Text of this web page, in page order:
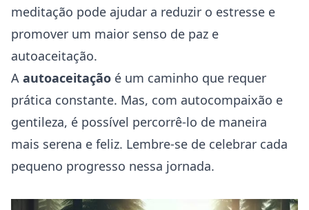
meditação pode ajudar a reduzir o estresse e
promover um maior senso de paz e
autoaceitação.
A autoaceitação é um caminho que requer
prática constante. Mas, com autocompaixão e
gentileza, é possível percorrê-lo de maneira
mais serena e feliz. Lembre-se de celebrar cada
pequeno progresso nessa jornada.